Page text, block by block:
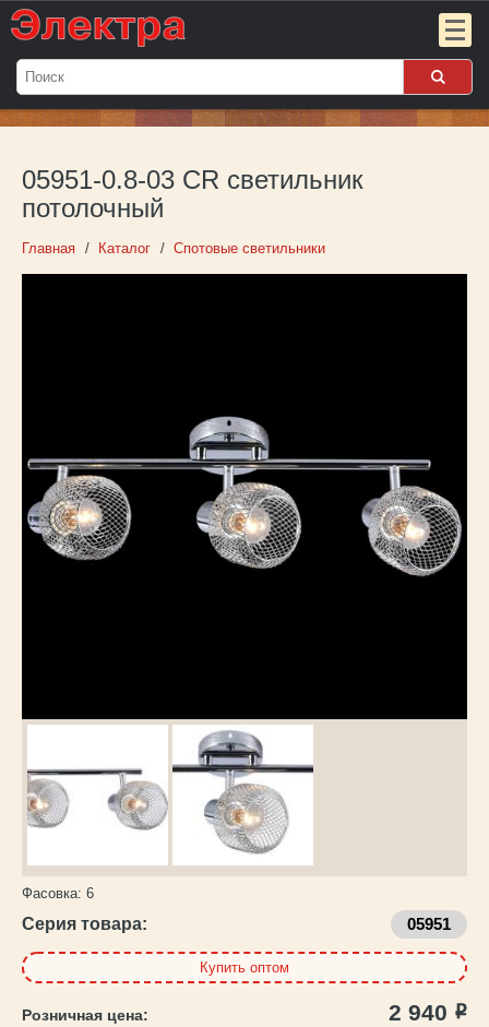
Мой
Пока
пуст
Войти
Контакты
Каталог
товаров
05951-0.8-03 CR светильник
потолочный
Главная Каталог Спотовые светильники
Фасовка: 6
Серия товара: 05951
Купить оптом
2 940 Р